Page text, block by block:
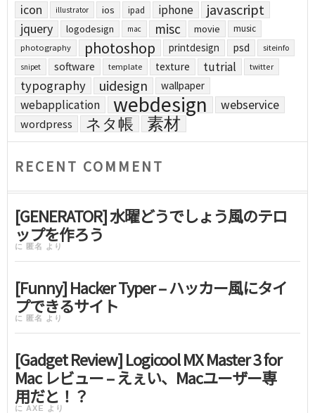
icon illustrator ios ipad iphone javascript
jquery logodesign mac misc movie music
photography photoshop printdesign psd siteinfo
snipet software template texture tutrial twitter
typography uidesign wallpaper
webapplication webdesign webservice
wordpress ネタ帳 素材
RECENT COMMENT
[GENERATOR] 水曜どうでしょう風のテロ
ップを作ろう
に 匿名 より
[Funny] Hacker Typer – ハッカー風にタイ
プできるサイト
に 匿名 より
[Gadget Review] Logicool MX Master 3 for
Mac レビュー – えぇい、Macユーザー専
用だと！？
に AXE より